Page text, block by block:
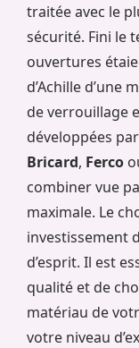
traitée avec le
sécurité. Fini le
ouvertures
d’Achille d’une
de verrouillage
développées
Bricard, Ferco
combiner vue
maximale. Le
investissement
d’esprit. Il est
qualité et de
matériau de
votre niveau